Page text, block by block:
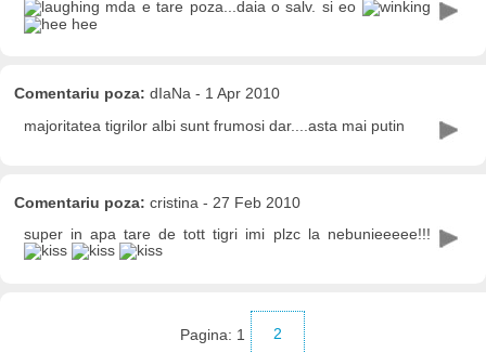
mda e tare poza...daia o salv. si eo
Comentariu poza: dIaNa - 1 Apr 2010
majoritatea tigrilor albi sunt frumosi dar....asta mai putin
Comentariu poza: cristina - 27 Feb 2010
super in apa tare de tott tigri imi plzc la nebunieeeee!!!
Pagina: 1 2